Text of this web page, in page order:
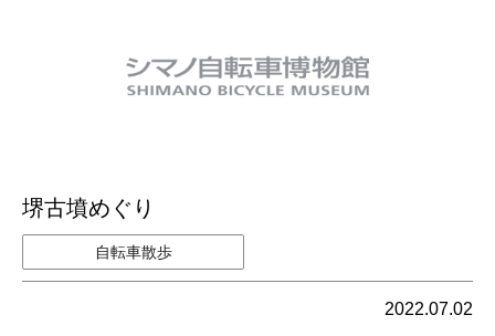
堺古墳めぐり
自転車散歩
2022.07.02